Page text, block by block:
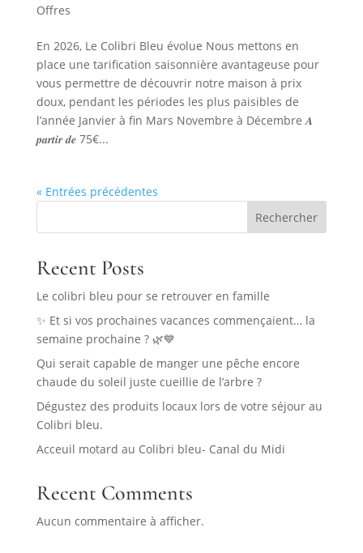
Offres
En 2026, Le Colibri Bleu évolue Nous mettons en
place une tarification saisonnière avantageuse pour
vous permettre de découvrir notre maison à prix
doux, pendant les périodes les plus paisibles de
l’année Janvier à fin Mars Novembre à Décembre 𝑨
𝒑𝒂𝒓𝒕𝒊𝒓 𝒅𝒆 75€...
« Entrées précédentes
Rechercher
Recent Posts
Le colibri bleu pour se retrouver en famille
✨ Et si vos prochaines vacances commençaient… la
semaine prochaine ? 🌿💙
Qui serait capable de manger une pêche encore
chaude du soleil juste cueillie de l’arbre ?
Dégustez des produits locaux lors de votre séjour au
Colibri bleu.
Acceuil motard au Colibri bleu- Canal du Midi
Recent Comments
Aucun commentaire à afficher.